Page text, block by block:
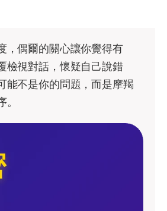
，偶爾的關心讓你覺得有
檢視對話，懷疑自己說錯
能不是你的問題，而是摩羯